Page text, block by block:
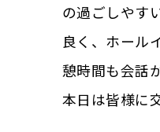
の過ごしやす
良く、ホール
憩時間も会話
本日は皆様に